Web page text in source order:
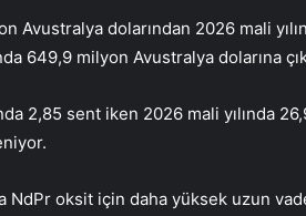
Avustralya dolarından 2026 mali
649,9 milyon Avustralya dolarına
2,85 sent iken 2026 mali yılında
NdPr oksit için daha yüksek uzun